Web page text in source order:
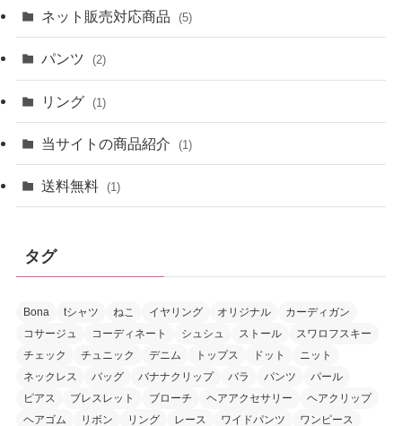
ネット販売対応商品 (5)
パンツ (2)
リング (1)
当サイトの商品紹介 (1)
送料無料 (1)
タグ
Bona tシャツ ねこ イヤリング オリジナル
カーディガン
コサージュ
コーディネート シュシュ ストール
スワロフスキー
チェック
チュニック デニム トップス ドット
ニット
ネックレス
バッグ バナナクリップ バラ パンツ
パール
ピアス
ブレスレット ブローチ ヘアアクセサリー
ヘアクリップ
ヘアゴム
リボン リング レース ワイドパンツ ワンピース